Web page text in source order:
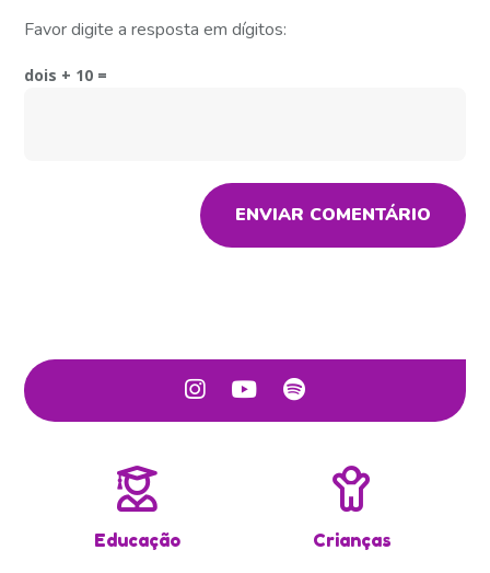
Favor digite a resposta em dígitos:
dois + 10 =
ENVIAR COMENTÁRIO
Educação Crianças